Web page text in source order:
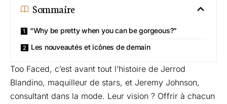
Sommaire
“Why be pretty when you can be gorgeous?”
Les nouveautés et icônes de demain
Too Faced, c’est avant tout l’histoire de Jerrod
Blandino, maquilleur de stars, et Jeremy Johnson,
consultant dans la mode. Leur vision ? Offrir à chacun